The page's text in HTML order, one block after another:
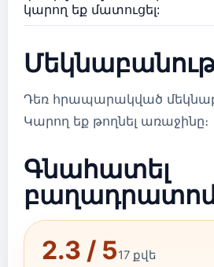
կարող եք մատուցել:
Դեռ հրապարակված
Կարող եք թողնել առաջինը։
Գնահատել
2.3 / 517 քվե